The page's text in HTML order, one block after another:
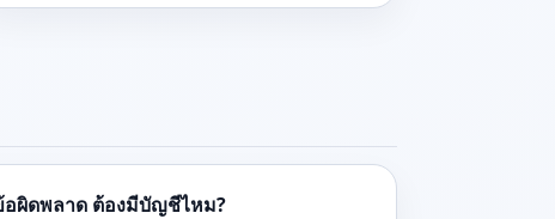
ผิดพลาด ต้องมีบัญชีไหม?